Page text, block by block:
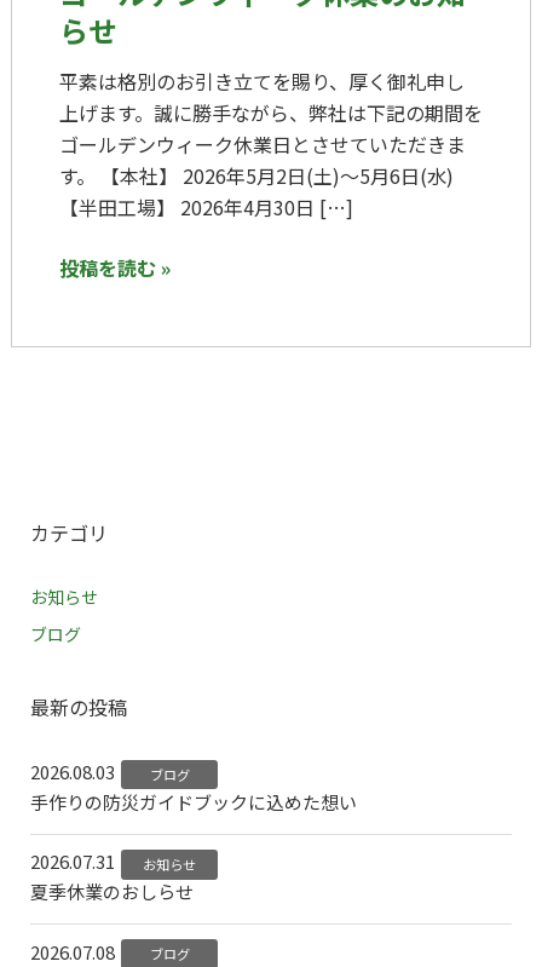
らせ
平素は格別のお引き立てを賜り、厚く御礼申し
上げます。誠に勝手ながら、弊社は下記の期間を
ゴールデンウィーク休業日とさせていただきま
す。 【本社】 2026年5月2日(土)～5月6日(水)
【半田工場】 2026年4月30日 […]
ン
ウ
ィ
ー
ク
休
業
お
投稿を読む »
カテゴリ
お知らせ
ブログ
最新の投稿
2026.08.03 ブログ
手作りの防災ガイドブックに込めた想い
2026.07.31 お知らせ
夏季休業のおしらせ
2026.07.08 ブログ